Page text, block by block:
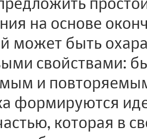
на основе
может быть
свойствами:
и
формируются
которая в